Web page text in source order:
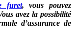
furet, vous pouvez
avez la possibilité
d’assurance de